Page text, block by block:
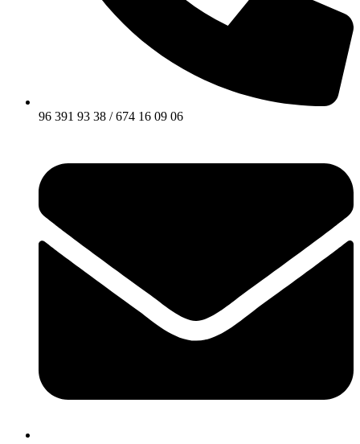
96 391 93 38 / 674 16 09 06